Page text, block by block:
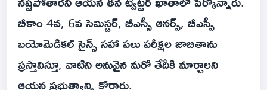
బీకాం 4వ, 6వ సెమిస్టర్, బీఎస్సీ ఆనర్స్, బీఎస్సీ
బయోమెడికల్ సైన్స్ సహా పలు పరీక్షల జాబితాను
ప్రస్తావిస్తూ, వాటిని అనువైన మరో తేదీకి మార్చాలని
ఆయన ప్రభుత్వాన్ని కోరారు.